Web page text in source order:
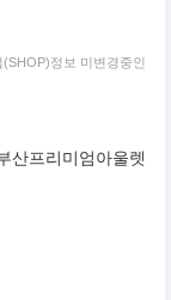
정보 미변경중인
산프리미엄아울렛